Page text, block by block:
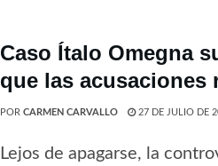
Caso Ítalo Omegna
que las acusaciones
POR CARMEN CARVALLO 27 DE JULIO DE
Lejos de apagarse, la